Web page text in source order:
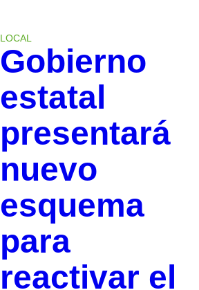
LOCAL
Gobierno
estatal
presentará
nuevo
esquema
para
reactivar el